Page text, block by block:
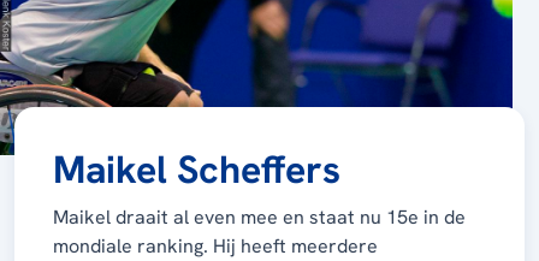
Maikel Scheffers
Maikel draait al even mee en staat nu 15e in de
mondiale ranking. Hij heeft meerdere